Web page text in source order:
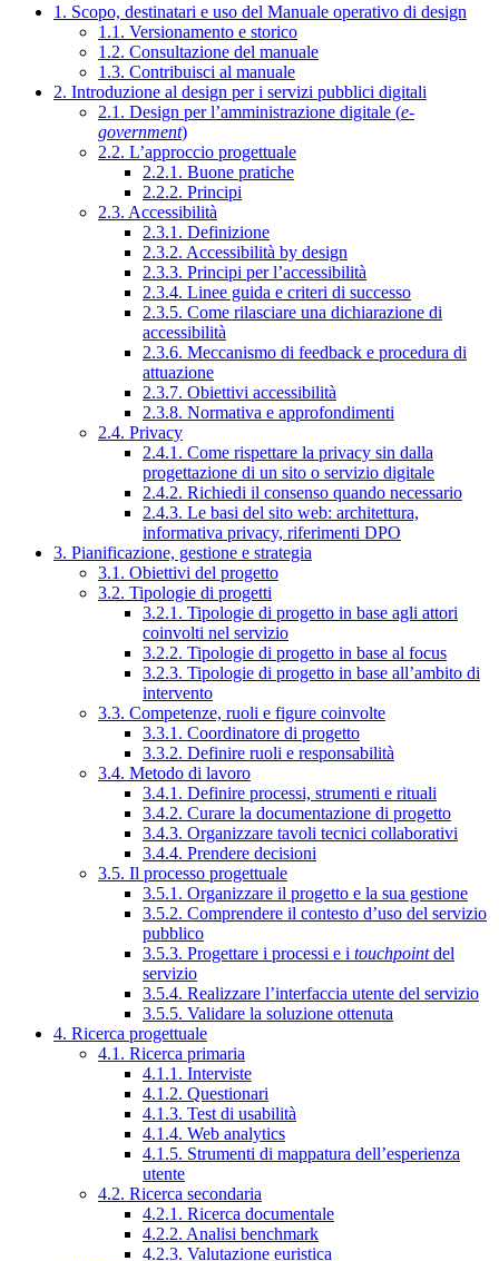
1. Scopo, destinatari e uso del Manuale operativo di design
1.1. Versionamento e storico
1.2. Consultazione del manuale
1.3. Contribuisci al manuale
2. Introduzione al design per i servizi pubblici digitali
2.1. Design per l’amministrazione digitale (e-
government)
2.2. L’approccio progettuale
2.2.1. Buone pratiche
2.2.2. Principi
2.3. Accessibilità
2.3.1. Definizione
2.3.2. Accessibilità by design
2.3.3. Principi per l’accessibilità
2.3.4. Linee guida e criteri di successo
2.3.5. Come rilasciare una dichiarazione di
accessibilità
2.3.6. Meccanismo di feedback e procedura di
attuazione
2.3.7. Obiettivi accessibilità
2.3.8. Normativa e approfondimenti
2.4. Privacy
2.4.1. Come rispettare la privacy sin dalla
progettazione di un sito o servizio digitale
2.4.2. Richiedi il consenso quando necessario
2.4.3. Le basi del sito web: architettura,
informativa privacy, riferimenti DPO
3. Pianificazione, gestione e strategia
3.1. Obiettivi del progetto
3.2. Tipologie di progetti
3.2.1. Tipologie di progetto in base agli attori
coinvolti nel servizio
3.2.2. Tipologie di progetto in base al focus
3.2.3. Tipologie di progetto in base all’ambito di
intervento
3.3. Competenze, ruoli e figure coinvolte
3.3.1. Coordinatore di progetto
3.3.2. Definire ruoli e responsabilità
3.4. Metodo di lavoro
3.4.1. Definire processi, strumenti e rituali
3.4.2. Curare la documentazione di progetto
3.4.3. Organizzare tavoli tecnici collaborativi
3.4.4. Prendere decisioni
3.5. Il processo progettuale
3.5.1. Organizzare il progetto e la sua gestione
3.5.2. Comprendere il contesto d’uso del servizio
pubblico
3.5.3. Progettare i processi e i touchpointdel
servizio
3.5.4. Realizzare l’interfaccia utente del servizio
3.5.5. Validare la soluzione ottenuta
4. Ricerca progettuale
4.1. Ricerca primaria
4.1.1. Interviste
4.1.2. Questionari
4.1.3. Test di usabilità
4.1.4. Web analytics
4.1.5. Strumenti di mappatura dell’esperienza
utente
4.2. Ricerca secondaria
4.2.1. Ricerca documentale
4.2.2. Analisi benchmark
4.2.3. Valutazione euristica